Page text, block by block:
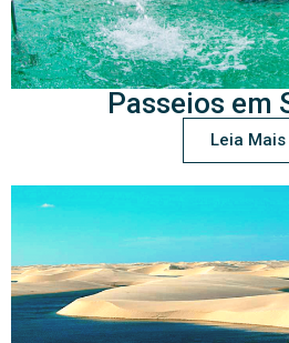
Passeios em
Leia Mais